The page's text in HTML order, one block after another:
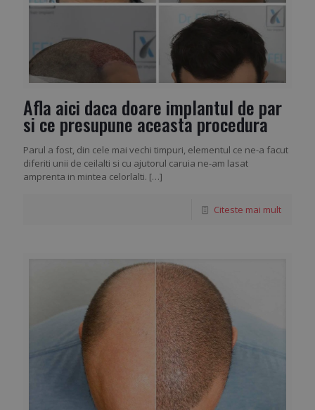
Afla aici daca doare implantul de par
si ce presupune aceasta procedura
Parul a fost, din cele mai vechi timpuri, elementul ce ne-a facut
diferiti unii de ceilalti si cu ajutorul caruia ne-am lasat
amprenta in mintea celorlalti. […]
Citeste mai mult